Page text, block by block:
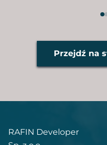
Przejdź na
RAFIN Developer